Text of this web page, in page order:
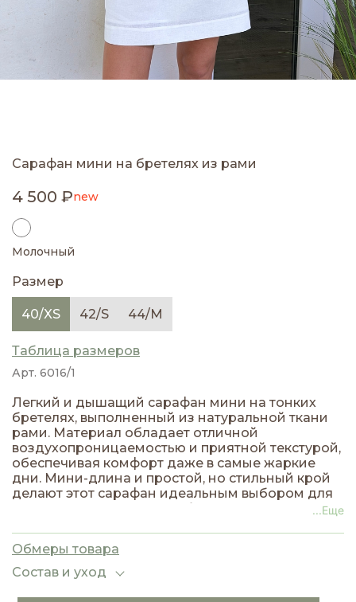
Сарафан мини на бретелях из рами
4 500 ₽new
Молочный
Размер
40/XS 42/S 44/M
Таблица размеров
Арт. 6016/1
Легкий и дышащий сарафан мини на тонких
бретелях, выполненный из натуральной ткани
рами. Материал обладает отличной
воздухопроницаемостью и приятной текстурой,
обеспечивая комфорт даже в самые жаркие
дни. Мини-длина и простой, но стильный крой
делают этот сарафан идеальным выбором для
повседневного летнего образа.
обувью на плоской подошве или каблуках, а
тонкие бретели добавляют образу нежности и
женственности.
...Еще
Обмеры товара
Состав и уход